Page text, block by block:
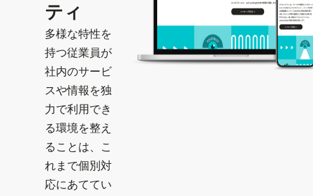
ティ
多様な特性を
持つ従業員が
社内のサービ
スや情報を独
力で利用でき
る環境を整え
ることは、こ
れまで個別対
応にあててい